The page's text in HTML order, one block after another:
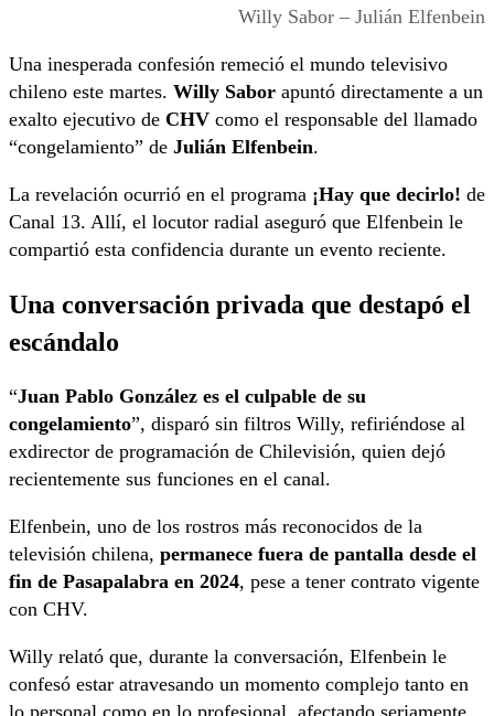
Willy Sabor – Julián Elfenbein
Una inesperada confesión remeció el mundo televisivo
chileno este martes. Willy Sabor apuntó directamente a un
exalto ejecutivo de CHV como el responsable del llamado
“congelamiento” de Julián Elfenbein.
La revelación ocurrió en el programa ¡Hay que decirlo! de
Canal 13. Allí, el locutor radial aseguró que Elfenbein le
compartió esta confidencia durante un evento reciente.
Una conversación privada que destapó el
escándalo
“Juan Pablo González es el culpable de su
congelamiento”, disparó sin filtros Willy, refiriéndose al
exdirector de programación de Chilevisión, quien dejó
recientemente sus funciones en el canal.
Elfenbein, uno de los rostros más reconocidos de la
televisión chilena, permanece fuera de pantalla desde el
fin de Pasapalabra en 2024, pese a tener contrato vigente
con CHV.
Willy relató que, durante la conversación, Elfenbein le
confesó estar atravesando un momento complejo tanto en